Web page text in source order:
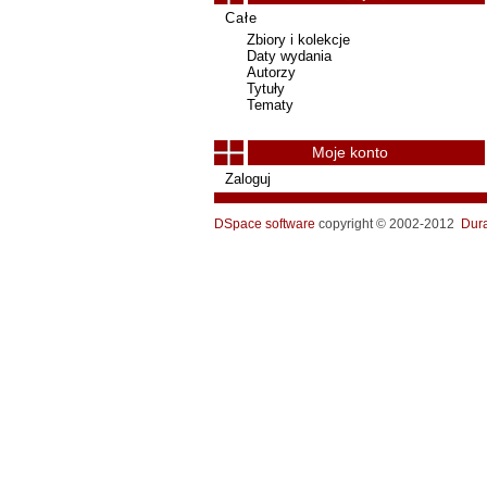
Całe
Zbiory i kolekcje
Daty wydania
Autorzy
Tytuły
Tematy
Moje konto
Zaloguj
DSpace software copyright © 2002-2012